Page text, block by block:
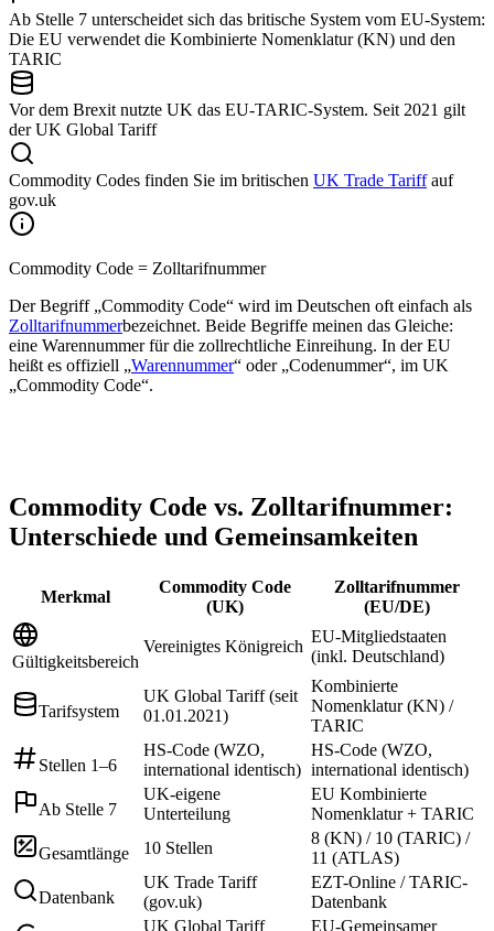
Ab Stelle 7 unterscheidet sich das britische System vom EU-System:
Die EU verwendet die Kombinierte Nomenklatur (KN) und den
TARIC
Vor dem Brexit nutzte UK das EU-TARIC-System. Seit 2021 gilt
der UK Global Tariff
Commodity Codes finden Sie im britischen UK Trade Tariff auf
gov.uk
Commodity Code = Zolltarifnummer
Der Begriff „Commodity Code“ wird im Deutschen oft einfach als
Zolltarifnummerbezeichnet. Beide Begriffe meinen das Gleiche:
eine Warennummer für die zollrechtliche Einreihung. In der EU
heißt es offiziell „Warennummer“ oder „Codenummer“, im UK
„Commodity Code“.
Commodity Code vs. Zolltarifnummer:
Unterschiede und Gemeinsamkeiten
Merkmal
Commodity Code
(UK)
Zolltarifnummer
(EU/DE)
Gültigkeitsbereich
Vereinigtes Königreich
EU-Mitgliedstaaten
(inkl. Deutschland)
Tarifsystem
UK Global Tariff (seit
01.01.2021)
Kombinierte
Nomenklatur (KN) /
TARIC
Stellen 1–6
HS-Code (WZO,
international identisch)
HS-Code (WZO,
international identisch)
Ab Stelle 7
UK-eigene
Unterteilung
EU Kombinierte
Nomenklatur + TARIC
Gesamtlänge 10 Stellen
8 (KN) / 10 (TARIC) /
11 (ATLAS)
Datenbank
UK Trade Tariff
(gov.uk)
EZT-Online / TARIC-
Datenbank
UK Global Tariff
EU-Gemeinsamer